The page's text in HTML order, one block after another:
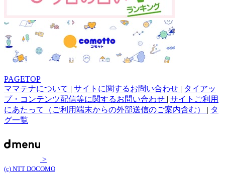
PAGETOP
ママテナについて | サイトに関するお問い合わせ | タイアッ
プ・コンテンツ配信等に関するお問い合わせ | サイトご利用
にあたって（ご利用端末からの外部送信のご案内含む） | タ
グ一覧
>
(c) NTT DOCOMO